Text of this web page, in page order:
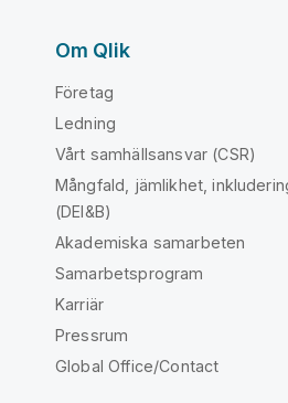
Om Qlik
Företag
Ledning
Vårt samhällsansvar (CSR)
Mångfald, jämlikhet,
(DEI&B)
Akademiska samarbeten
Samarbetsprogram
Karriär
Pressrum
Global Office/Contact